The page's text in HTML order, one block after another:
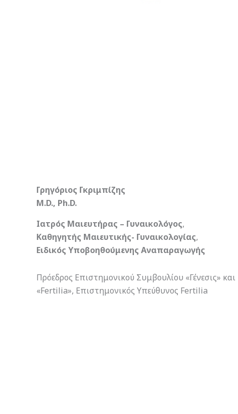
Γρηγόριος Γκριμπίζης
M.D., Ph.D.
Ιατρός Μαιευτήρας – Γυναικολόγος,
Καθηγητής Μαιευτικής- Γυναικολογίας,
Ειδικός Υποβοηθούμενης Αναπαραγωγής
Πρόεδρος Επιστημονικού Συμβουλίου «Γένεσις» και
«Fertilia», Επιστημονικός Υπεύθυνος Fertilia